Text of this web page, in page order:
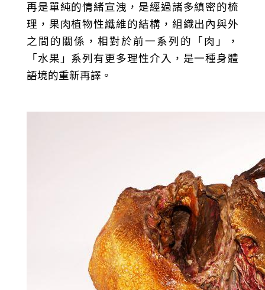
再是單純的情緒宣洩，是經過諸多縝密的梳
理，果肉植物性纖維的結構，組織出內與外
之間的關係，相對於前一系列的「肉」，
「水果」系列有更多理性介入，是一種身體
語境的重新再譯。